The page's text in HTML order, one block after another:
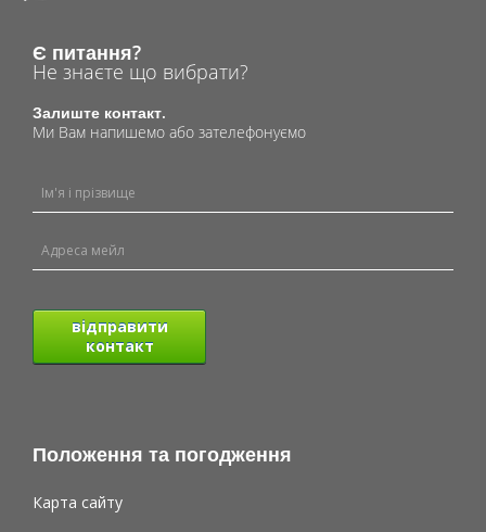
Є питання?
Не знаєте що вибрати?
Залиште контакт.
Ми Вам напишемо або зателефонуємо
відправити
контакт
Положення та погодження
Карта сайту